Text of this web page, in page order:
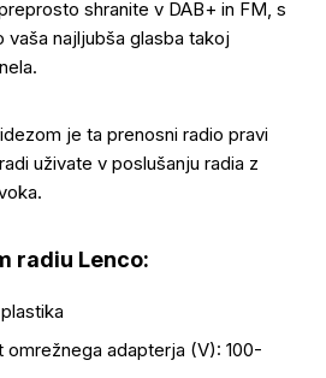
shranite v DAB+ in FM, s
vaša najljubša glasba takoj
je ta prenosni radio pravi
uživate v poslušanju radia z
radiu Lenco:
omrežnega adapterja (V): 100-